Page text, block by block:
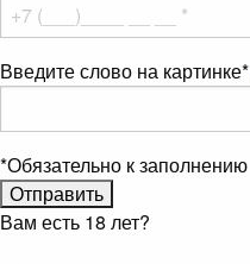
Введите слово на картинке*
*Обязательно к заполнению
Вам есть 18 лет?